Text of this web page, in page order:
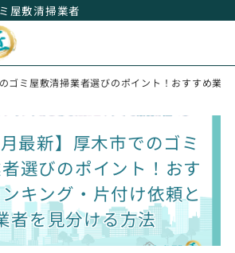
屋敷清掃業者
ゴミ屋敷清掃業者選びのポイント！おすすめ業
月最新】厚木市でのゴミ
選びのポイント！おす
キング・片付け依頼と
者を見分ける方法